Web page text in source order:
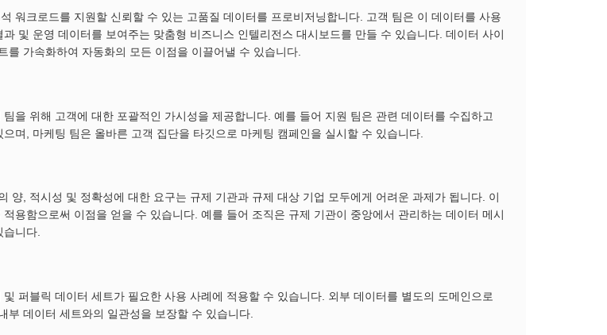
워크로드를 지원할 신뢰할 수 있는 고품질 데이터를 프로비저닝합니다. 고객 팀은 이 데이터를 사용
및 운영 데이터를 보여주는 맞춤형 비즈니스 인텔리전스 대시보드를 만들 수 있습니다. 데이터 사이
를 가속화하여 자동화의 모든 이점을 이끌어낼 수 있습니다.
을 위해 고객에 대한 포괄적인 가시성을 제공합니다. 예를 들어 지원 팀은 관련 데이터를 수집하고
며, 마케팅 팀은 올바른 고객 집단을 타깃으로 마케팅 캠페인을 실시할 수 있습니다.
양, 적시성 및 정확성에 대한 요구는 규제 기관과 규제 대상 기업 모두에게 어려운 과제가 됩니다. 이
용함으로써 이점을 얻을 수 있습니다. 예를 들어 조직은 규제 기관이 중앙에서 관리하는 데이터 메시
습니다.
퍼블릭 데이터 세트가 필요한 사용 사례에 적용할 수 있습니다. 외부 데이터를 별도의 도메인으로
부 데이터 세트와의 일관성을 보장할 수 있습니다.